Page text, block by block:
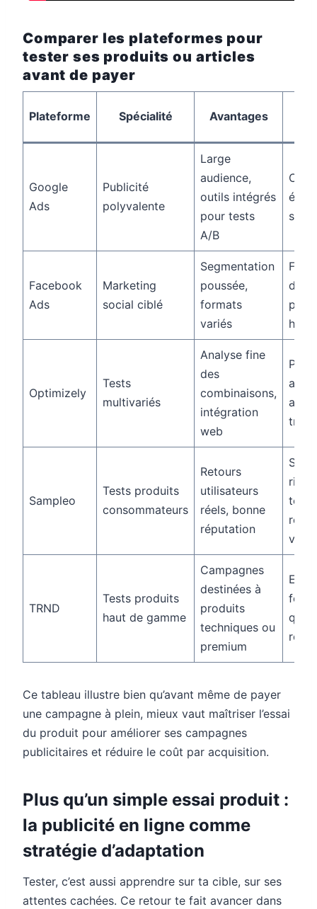
Comparer les plateformes pour
tester ses produits ou articles
avant de payer
Plateforme Spécialité Avantages
Google
Ads
Publicité
polyvalente
Large
audience,
outils intégrés
pour tests
A/B
Facebook
Ads
Marketing
social ciblé
Segmentation
poussée,
formats
variés
des
Optimizely
Tests
multivariés
Analyse fine
des
combinaisons,
intégration
web
Plus
aux
trafic
Sampleo
Tests produits
consommateurs
Retours
utilisateurs
réels, bonne
réputation
TRND
Tests produits
haut de gamme
Campagnes
destinées à
produits
techniques ou
premium
forte
Ce tableau illustre bien qu’avant même de payer
une campagne à plein, mieux vaut maîtriser l’essai
du produit pour améliorer ses campagnes
publicitaires et réduire le coût par acquisition.
Plus qu’un simple essai produit :
la publicité en ligne comme
stratégie d’adaptation
Tester, c’est aussi apprendre sur ta cible, sur ses
attentes cachées. Ce retour te fait avancer dans